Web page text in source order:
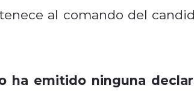
al comando del
ha emitido ninguna